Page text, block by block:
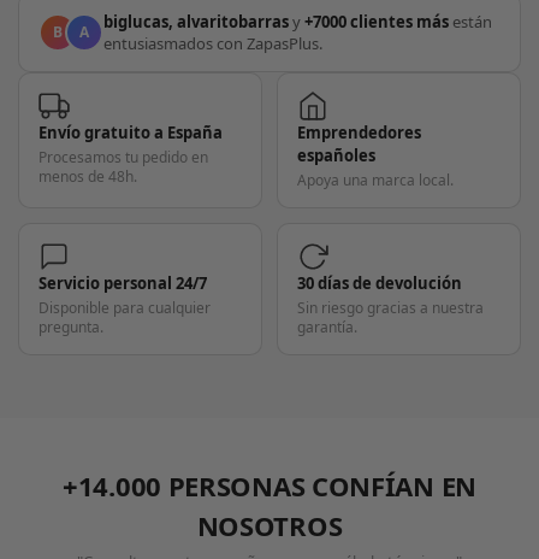
B A biglucas, alvaritobarrasy+7000 clientes más están
entusiasmados con ZapasPlus.
Envío gratuito a España
Procesamos tu pedido en
menos de 48h.
Emprendedores
españoles
Apoya una marca local.
Servicio personal 24/7
Disponible para cualquier
pregunta.
30 días de devolución
Sin riesgo gracias a nuestra
garantía.
+14.000 PERSONAS CONFÍAN EN
NOSOTROS